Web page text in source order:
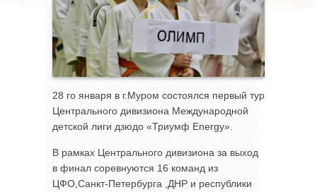
28 го января в г.Муром состоялся первый тур
Центрального дивизиона Международной
детской лиги дзюдо «Триумф Energy».
В рамках Центрального дивизиона за выход
в финал соревнуются 16 команд из
ЦФО,Санкт-Петербурга ,ДНР и республики